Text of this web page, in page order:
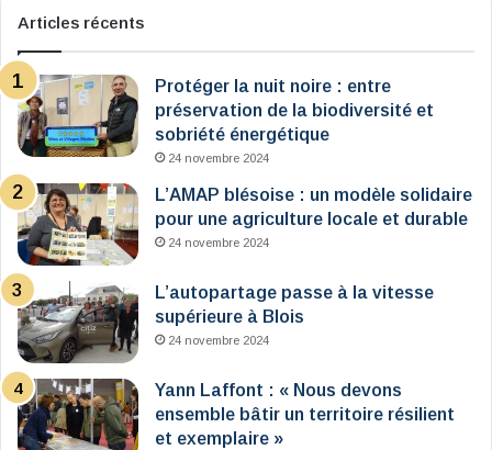
Articles récents
Protéger la nuit noire : entre
préservation de la biodiversité et
sobriété énergétique
24 novembre 2024
L’AMAP blésoise : un modèle solidaire
pour une agriculture locale et durable
24 novembre 2024
L’autopartage passe à la vitesse
supérieure à Blois
24 novembre 2024
Yann Laffont : « Nous devons
ensemble bâtir un territoire résilient
et exemplaire »